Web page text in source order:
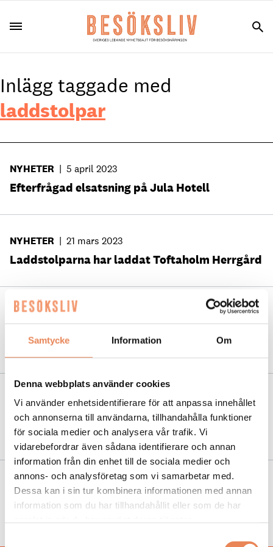
Samtycke Information Om
Denna webbplats använder cookies
Vi använder enhetsidentifierare för att anpassa innehållet
och annonserna till användarna, tillhandahålla funktioner
för sociala medier och analysera vår trafik. Vi
vidarebefordrar även sådana identifierare och annan
information från din enhet till de sociala medier och
annons- och analysföretag som vi samarbetar med.
Dessa kan i sin tur kombinera informationen med annan
information som du har tillhandahållit eller som de har
Inlägg taggade med
laddstolpar
NYHETER | 5 april 2023
Efterfrågad elsatsning på Jula Hotell
NYHETER | 21 mars 2023
Laddstolparna har laddat Toftaholm Herrgård
NYHETER | 8 mars 2023
besöksnäringen
NYHETER | 12 januari 2023
Laddningsstationer för elbilar skapar
mervärde
NYHETER 9 juni 2022
”Laddstolpar spelar stor roll vid val av
rastplats”